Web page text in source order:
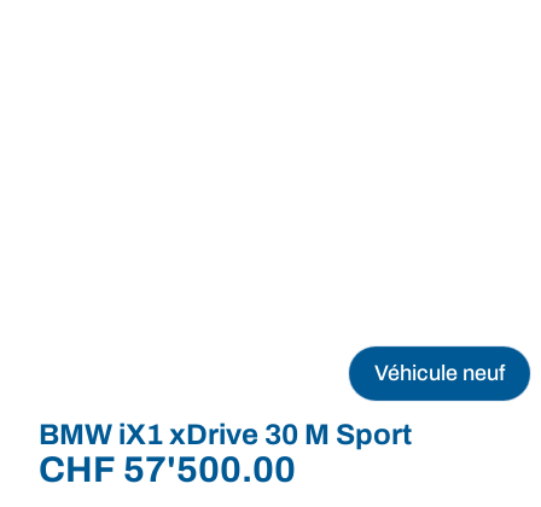
Véhicule neuf
BMW iX1 xDrive 30 M Sport
CHF 57'500.00